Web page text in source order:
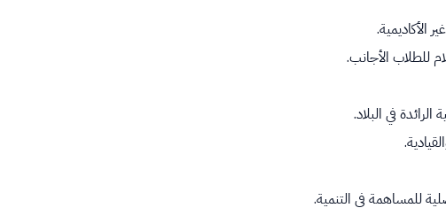
الأكاديمية.
للطلاب الأجانب.
للمساهمة في التنمية.